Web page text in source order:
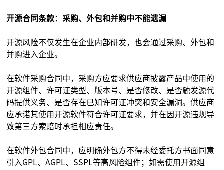
开源合同条款：采购、外包和并购中不能遗漏
开源风险不仅发生在企业内部研发，也会通过采购、外包和
并购进入企业。
在软件采购合同中，采购方应要求供应商披露产品中使用的
开源组件、许可证类型、版本号、是否修改、是否触发源代
码提供义务、是否存在已知许可证冲突和安全漏洞。供应商
应承诺其使用开源软件符合许可证要求，并在因开源违规导
致第三方索赔时承担相应责任。
在软件外包合同中，应明确外包方不得未经委托方书面同意
引入GPL、AGPL、SSPL等高风险组件；如需使用开源组